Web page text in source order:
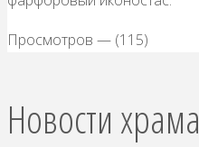
Просмотров — (115)
Новости храма